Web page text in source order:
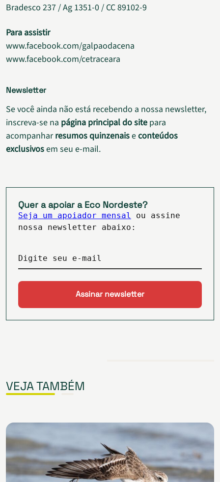
Bradesco 237 / Ag 1351-0 / CC 89102-9
Para assistir
www.facebook.com/galpaodacena
www.facebook.com/cetraceara
Newsletter
Se você ainda não está recebendo a nossa newsletter,
inscreva-se na página principal do site para
acompanharresumos quinzenaiseconteúdos
exclusivosem seu e-mail.
Quer a apoiar a Eco Nordeste?
Seja um apoiador mensal
ou assine
nossa newsletter abaixo:
Digite seu e-mail
VEJA TAMBÉM